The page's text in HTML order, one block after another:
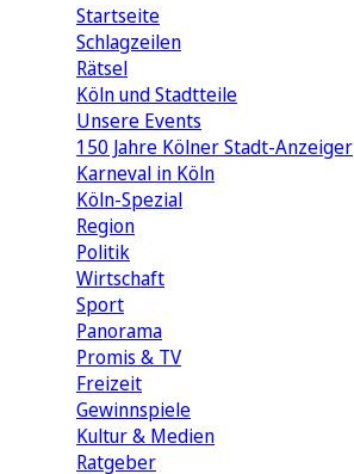
Startseite
Schlagzeilen
Rätsel
Köln und Stadtteile
Unsere Events
150 Jahre Kölner Stadt-Anzeiger
Karneval in Köln
Köln-Spezial
Region
Politik
Wirtschaft
Sport
Panorama
Promis & TV
Freizeit
Gewinnspiele
Kultur & Medien
Ratgeber